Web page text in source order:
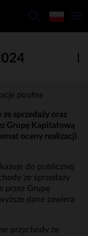
poufne
sprzedaży oraz
Grupę Kapitałową
oceny realizacji
do publicznej
ze sprzedaży
przez Grupę
dane zawiera
przychody ze